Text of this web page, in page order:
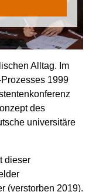
Alltag. Im
1999
des
universitäre
dieser
(verstorben 2019).